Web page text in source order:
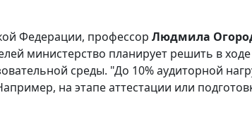
Федерации, профессор Людмила
министерство планирует решить в
среды. "До 10% аудиторной
на этапе аттестации или